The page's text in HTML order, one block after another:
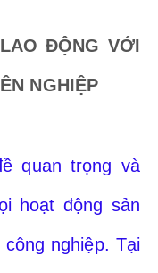
ĐỘNG VỚI
NGHIỆP
quan trọng và
hoạt động sản
nghiệp. Tại